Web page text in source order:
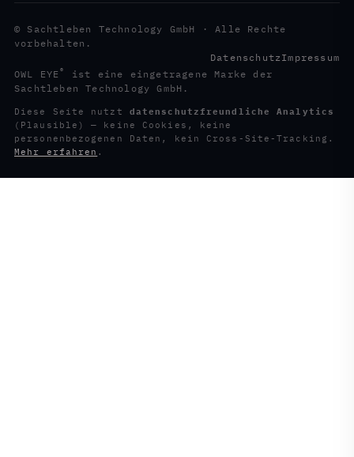
© Sachtleben Technology GmbH · Alle Rechte
vorbehalten.
Datenschutz Impressum
OWL EYE ®
ist eine eingetragene Marke der
Sachtleben Technology GmbH.
Diese Seite nutzt datenschutzfreundliche Analytics
(Plausible) — keine Cookies, keine
personenbezogenen Daten, kein Cross-Site-Tracking.
Mehr erfahren .